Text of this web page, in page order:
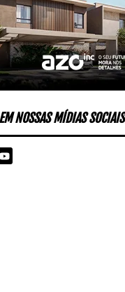
NOSSAS MÍDIAS SOCIAIS